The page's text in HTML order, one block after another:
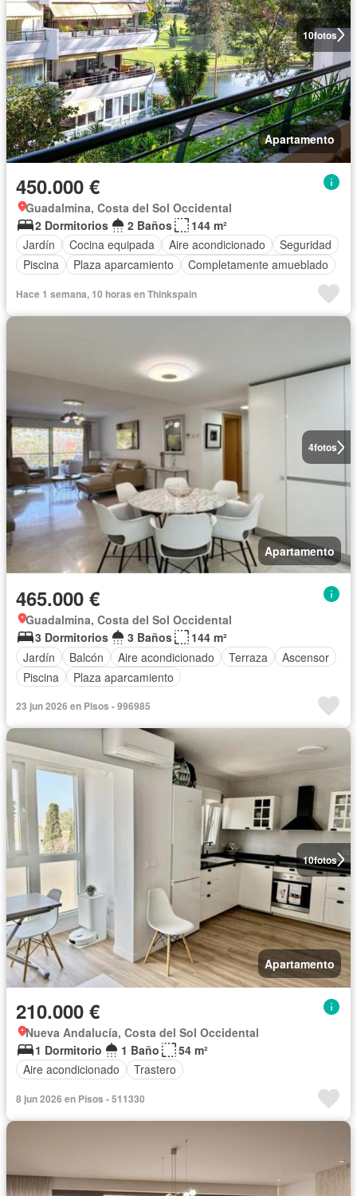
10fotos
Apartamento
450.000 €
Guadalmina, Costa del Sol Occidental
2 Dormitorios
2 Baños
144 m²
Jardín
Cocina equipada Aire acondicionado
Seguridad
Piscina
Plaza aparcamiento Completamente amueblado
Hace 1 semana, 10 horas en Thinkspain
4fotos
Apartamento
465.000 €
Guadalmina, Costa del Sol Occidental
3 Dormitorios
3 Baños
144 m²
Jardín
Balcón Aire acondicionado Terraza
Ascensor
Piscina
Plaza aparcamiento
23 jun 2026 en Pisos - 996985
10fotos
Apartamento
210.000 €
Nueva Andalucía, Costa del Sol Occidental
1 Dormitorio
1 Baño
54 m²
Aire acondicionado
Trastero
8 jun 2026 en Pisos - 511330